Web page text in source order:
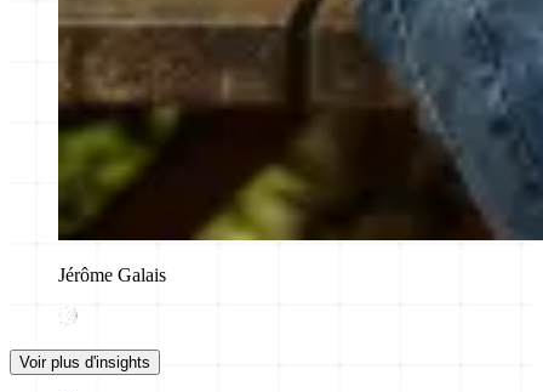
Jérôme Galais
Voir plus d'insights